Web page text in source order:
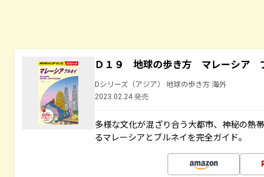
Ｄ１９ 地球の歩き方 マレーシア
Dシリーズ（アジア） 地球の歩き方 海外
2023.02.24 発売
多様な文化が混ざり合う大都市、神秘の熱
るマレーシアとブルネイを完全ガイド。